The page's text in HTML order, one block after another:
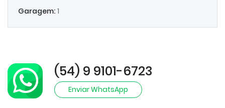
Garagem: 1
(54) 9 9101-6723
Enviar WhatsApp